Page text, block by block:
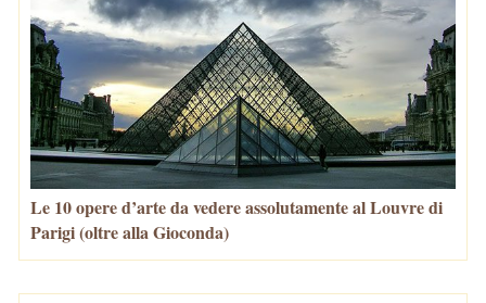
Le 10 opere d’arte da vedere assolutamente al Louvre di
Parigi (oltre alla Gioconda)